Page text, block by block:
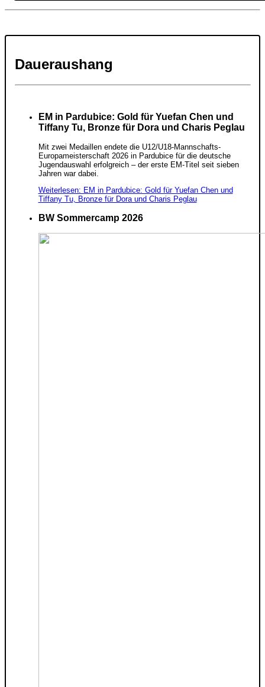
Daueraushang
EM in Pardubice: Gold für Yuefan Chen und
Tiffany Tu, Bronze für Dora und Charis Peglau
Mit zwei Medaillen endete die U12/U18-Mannschafts-
Europameisterschaft 2026 in Pardubice für die deutsche
Jugendauswahl erfolgreich – der erste EM-Titel seit sieben
Jahren war dabei.
Weiterlesen: EM in Pardubice: Gold für Yuefan Chen und
Tiffany Tu, Bronze für Dora und Charis Peglau
BW Sommercamp 2026